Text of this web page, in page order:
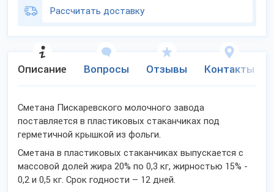
Рассчитать доставку
Описание Вопросы Отзывы Контакты
Сметана Пискаревского молочного завода
поставляется в пластиковых стаканчиках под
герметичной крышкой из фольги.
Сметана в пластиковых стаканчиках выпускается с
массовой долей жира 20% по 0,3 кг, жирностью 15% -
0,2 и 0,5 кг. Срок годности – 12 дней.